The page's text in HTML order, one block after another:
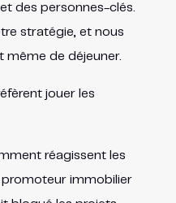
des personnes-clés.
stratégie, et nous
même de déjeuner.
jouer les
réagissent les
promoteur immobilier